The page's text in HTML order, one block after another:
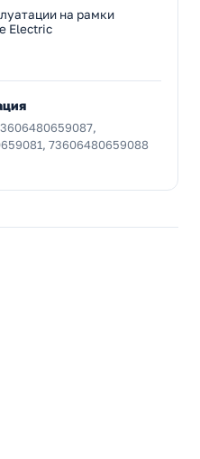
на рамки
Electric
73606480659088